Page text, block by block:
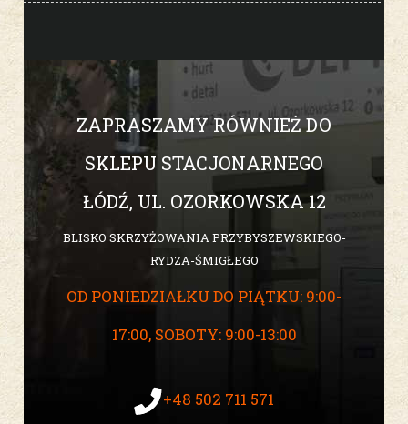
ZAPRASZAMY RÓWNIEŻ DO
SKLEPU STACJONARNEGO
ŁÓDŹ, UL. OZORKOWSKA 12
BLISKO SKRZYŻOWANIA PRZYBYSZEWSKIEGO-
RYDZA-ŚMIGŁEGO
OD PONIEDZIAŁKU DO PIĄTKU: 9:00-
17:00, SOBOTY: 9:00-13:00
+48 502 711 571